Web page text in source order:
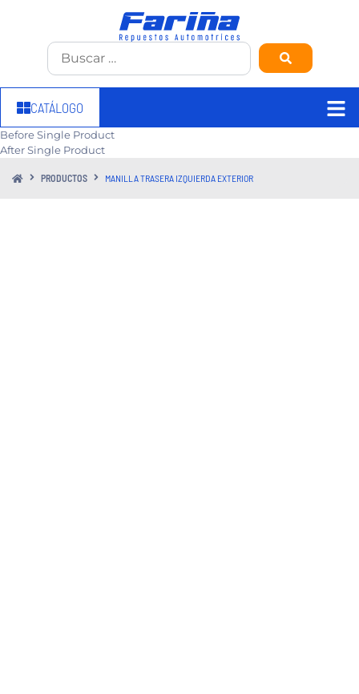
CATÁLOGO
Before Single Product
After Single Product
PRODUCTOS MANILLA TRASERA IZQUIERDA EXTERIOR